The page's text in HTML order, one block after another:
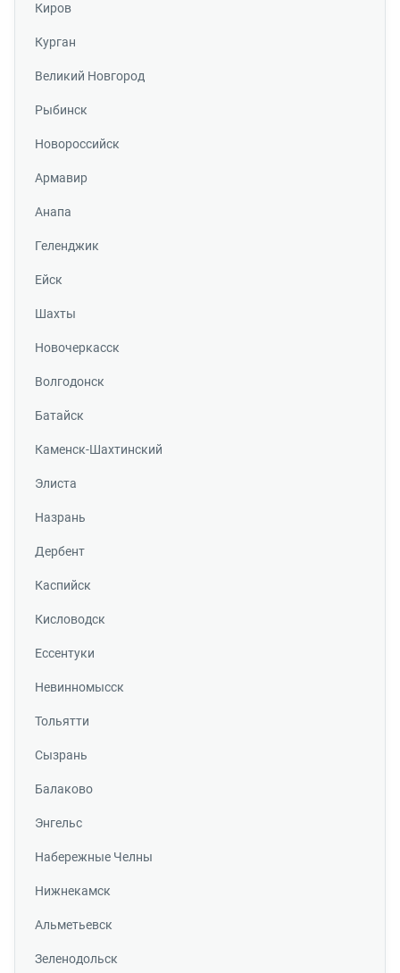
Киров
Курган
Великий Новгород
Рыбинск
Новороссийск
Армавир
Анапа
Геленджик
Ейск
Шахты
Новочеркасск
Волгодонск
Батайск
Каменск-Шахтинский
Элиста
Назрань
Дербент
Каспийск
Кисловодск
Ессентуки
Невинномысск
Тольятти
Сызрань
Балаково
Энгельс
Набережные Челны
Нижнекамск
Альметьевск
Зеленодольск